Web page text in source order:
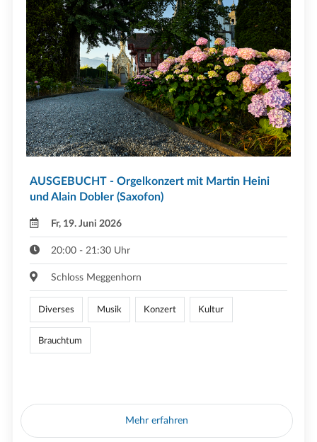
AUSGEBUCHT - Orgelkonzert mit Martin Heini
und Alain Dobler (Saxofon)
Fr, 19. Juni 2026
20:00 - 21:30 Uhr
Schloss Meggenhorn
Diverses Musik Konzert Kultur
Brauchtum
Mehr erfahren